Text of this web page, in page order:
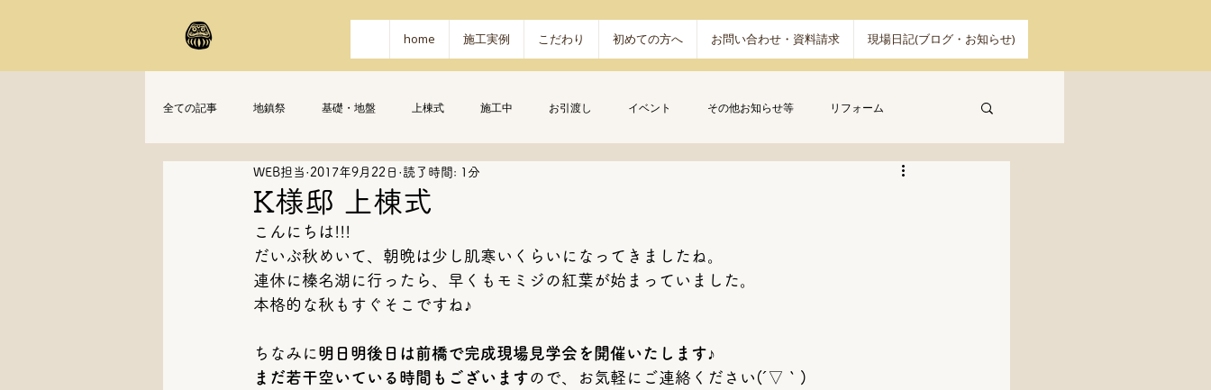
home 施工実例 こだわり 初めての方へ お問い合わせ・資料請求 現場日記(ブログ・お知らせ)
全ての記事 地鎮祭 基礎・地盤 上棟式 施工中 お引渡し イベント その他お知らせ等 リフォーム
K様邸 上棟式
WEB担当 2017年9月22日 読了時間: 1分
こんにちは!!!
だいぶ秋めいて、朝晩は少し肌寒いくらいになってきましたね。
連休に榛名湖に行ったら、早くもモミジの紅葉が始まっていました。
本格的な秋もすぐそこですね♪
ちなみに 明日明後日は前橋で完成現場見学会を開催いたします♪
まだ若干空いている時間もございますので、お気軽にご連絡ください(´▽｀)